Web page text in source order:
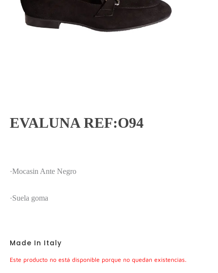
EVALUNA REF:O94
·Mocasin Ante Negro
·Suela goma
Made In Italy
Este producto no está disponible porque no quedan existencias.